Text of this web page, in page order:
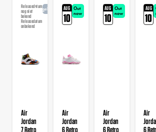
Releasedatum
nog niet
bekend
Releasedatum
onbekend
Aangekondigd
Air
Jordan
7 Retro
AUG
10
Out
now
Air
Jordan
6 Retro
AUG
10
Out
now
Air
Jordan
6 Retro
AUG
10
Air
6